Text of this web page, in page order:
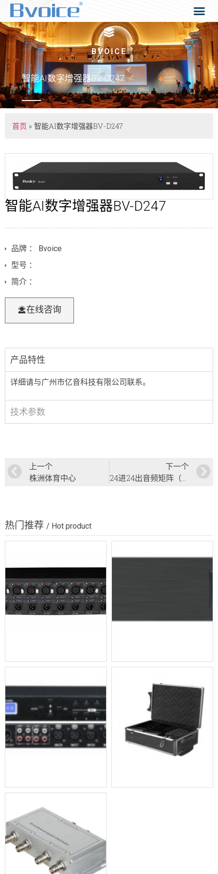
BVOICE
智能AI数字增强器BV-D247
首页 » 智能AI数字增强器BV-D247
智能AI数字增强器BV-D247
品牌 ： Bvoice
型号 ：
简介 ：
在线咨询
产品特性
详细请与广州市亿音科技有限公司联系。
技术参数
上一个
株洲体育中心
下一个
24进24出音频矩阵（带DANTE）BV-D2424D
热门推荐 / Hot product